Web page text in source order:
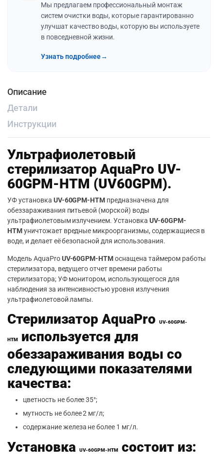
Мы предлагаем профессиональный монтаж
систем очистки воды, которые гарантированно
улучшат качество воды, которую вы используете
в повседневной жизни.
Узнать подробнее→
Описание
Детали
Инструкции
Ультрафиолетовый
стерилизатор AquaPro UV-
60GPM-НTM (UV60GPM).
УФ установка UV-60GPM-НTM предназначена для
обеззараживания питьевой (морской) воды
ультрафиолетовым излучением. Установка UV-60GPM-
НTMуничтожает вредные микроорганизмы, содержащиеся в
воде, и делает её безопасной для использования.
Модель AquaProUV-60GPM-HTMоснащена таймером работы
стерилизатора, ведущего отчет времени работы
стерилизатора; УФ монитором, использующегося для
наблюдения за интенсивностью уровня излучения
ультрафиолетовой лампы.
Стерилизатор AquaPro UV-60GPM-
НTM
используется для
обеззараживания воды со
следующими показателями
качества:
цветность не более 35°;
мутность не более 2 мг/л;
содержание железа не более 1 мг/л.
Установка UV-60GPM-НTM состоит из: